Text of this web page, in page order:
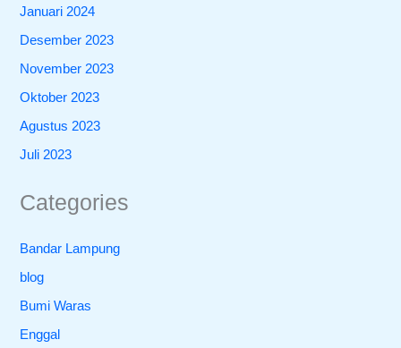
Januari 2024
Desember 2023
November 2023
Oktober 2023
Agustus 2023
Juli 2023
Categories
Bandar Lampung
blog
Bumi Waras
Enggal